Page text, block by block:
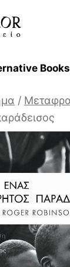
Books
/